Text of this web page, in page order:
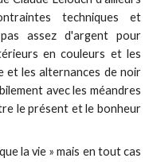
techniques et
assez d'argent pour
en couleurs et les
et les alternances de noir
avec les méandres
le présent et le bonheur
la vie » mais en tout cas